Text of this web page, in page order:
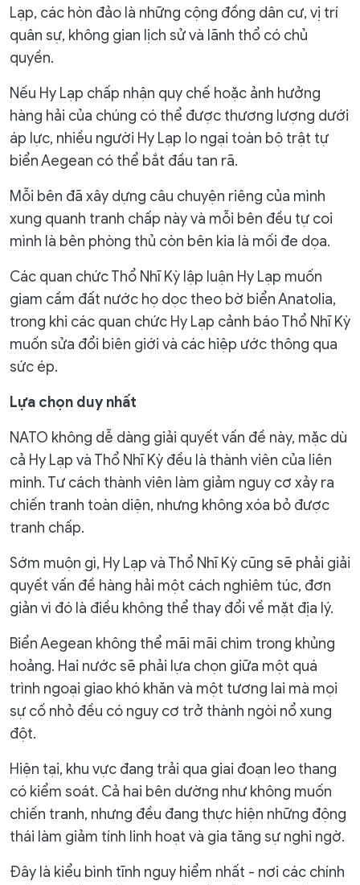
Lạp, các hòn đảo là những cộng đồng dân cư, vị trí
quân sự, không gian lịch sử và lãnh thổ có chủ
quyền.
Nếu Hy Lạp chấp nhận quy chế hoặc ảnh hưởng
hàng hải của chúng có thể được thương lượng dưới
áp lực, nhiều người Hy Lạp lo ngại toàn bộ trật tự
biển Aegean có thể bắt đầu tan rã.
Mỗi bên đã xây dựng câu chuyện riêng của mình
xung quanh tranh chấp này và mỗi bên đều tự coi
mình là bên phòng thủ còn bên kia là mối đe dọa.
Các quan chức Thổ Nhĩ Kỳ lập luận Hy Lạp muốn
giam cầm đất nước họ dọc theo bờ biển Anatolia,
trong khi các quan chức Hy Lạp cảnh báo Thổ Nhĩ Kỳ
muốn sửa đổi biên giới và các hiệp ước thông qua
sức ép.
Lựa chọn duy nhất
NATO không dễ dàng giải quyết vấn đề này, mặc dù
cả Hy Lạp và Thổ Nhĩ Kỳ đều là thành viên của liên
minh. Tư cách thành viên làm giảm nguy cơ xảy ra
chiến tranh toàn diện, nhưng không xóa bỏ được
tranh chấp.
Sớm muộn gì, Hy Lạp và Thổ Nhĩ Kỳ cũng sẽ phải giải
quyết vấn đề hàng hải một cách nghiêm túc, đơn
giản vì đó là điều không thể thay đổi về mặt địa lý.
Biển Aegean không thể mãi mãi chìm trong khủng
hoảng. Hai nước sẽ phải lựa chọn giữa một quá
trình ngoại giao khó khăn và một tương lai mà mọi
sự cố nhỏ đều có nguy cơ trở thành ngòi nổ xung
đột.
Hiện tại, khu vực đang trải qua giai đoạn leo thang
có kiểm soát. Cả hai bên dường như không muốn
chiến tranh, nhưng đều đang thực hiện những động
thái làm giảm tính linh hoạt và gia tăng sự nghi ngờ.
Đây là kiểu bình tĩnh nguy hiểm nhất - nơi các chính